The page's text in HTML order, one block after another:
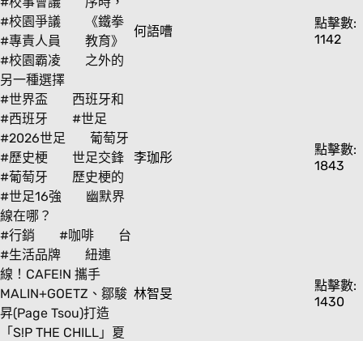
#校園爭議
#專責人員
#校園霸凌
《鐵拳
教育》
之外的
另一種選擇
何語嘈
點擊數:
1142
#世界盃
#西班牙
#世足
#2026世足
#歷史梗
#葡萄牙
#世足16強
西班牙和
葡萄牙
世足交鋒
歷史梗的
幽默界
線在哪？
李珈彤
點擊數:
1843
#行銷
#咖啡
#生活品牌
台
紐連
線！CAFE!N 攜手
MALIN+GOETZ、鄒駿
昇(Page Tsou)打造
「S!P THE CHILL」夏
林智旻
點擊數:
1430